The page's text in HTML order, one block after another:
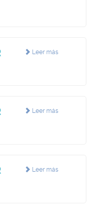
Leer más
Leer más
Leer más